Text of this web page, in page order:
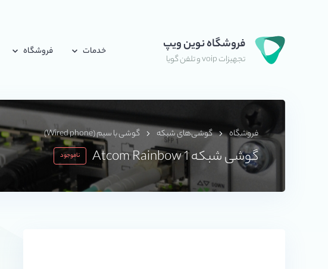
فروشگاه نوین ویپ
تجهیزات voip و تلفن گویا
خدمات فروشگاه
فروشگاه گوشی‌های شبکه گوشی با سیم (Wired phone)
گوشی شبکه Atcom Rainbow 1 ناموجود